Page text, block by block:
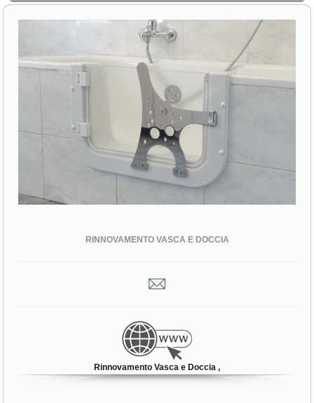
RINNOVAMENTO VASCA E DOCCIA
Rinnovamento Vasca e Doccia ,